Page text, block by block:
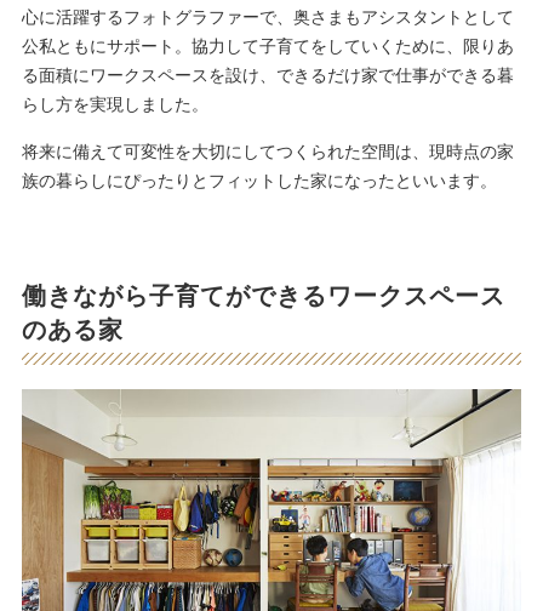
心に活躍するフォトグラファーで、奥さまもアシスタントとして
公私ともにサポート。協力して子育てをしていくために、限りあ
る面積にワークスペースを設け、できるだけ家で仕事ができる暮
らし方を実現しました。
将来に備えて可変性を大切にしてつくられた空間は、現時点の家
族の暮らしにぴったりとフィットした家になったといいます。
働きながら子育てができるワークスペース
のある家